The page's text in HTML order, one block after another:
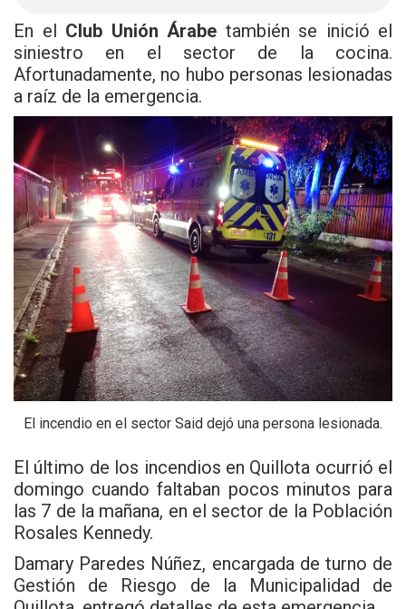
En el Club Unión Árabe también se inició el
siniestro en el sector de la cocina.
Afortunadamente, no hubo personas lesionadas
a raíz de la emergencia.
El incendio en el sector Said dejó una persona lesionada.
El último de los incendios en Quillota ocurrió el
domingo cuando faltaban pocos minutos para
las 7 de la mañana, en el sector de la Población
Rosales Kennedy.
Damary Paredes Núñez, encargada de turno de
Gestión de Riesgo de la Municipalidad de